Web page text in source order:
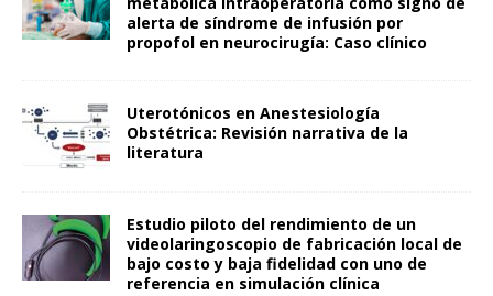
alerta de síndrome de infusión por
propofol en neurocirugía: Caso clínico
Uterotónicos en Anestesiología
Obstétrica: Revisión narrativa de la
literatura
Estudio piloto del rendimiento de un
videolaringoscopio de fabricación local de
bajo costo y baja fidelidad con uno de
referencia en simulación clínica